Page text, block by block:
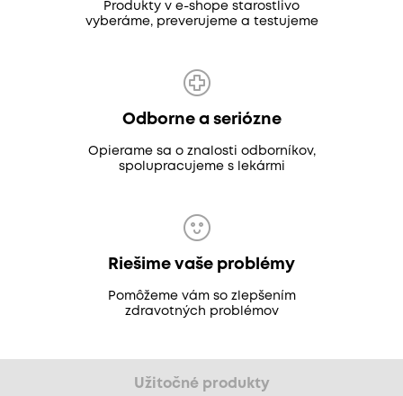
Produkty v e-shope starostlivo
vyberáme, preverujeme a testujeme
Odborne a seriózne
Opierame sa o znalosti odborníkov,
spolupracujeme s lekármi
Riešime vaše problémy
Pomôžeme vám so zlepšením
zdravotných problémov
Užitočné produkty